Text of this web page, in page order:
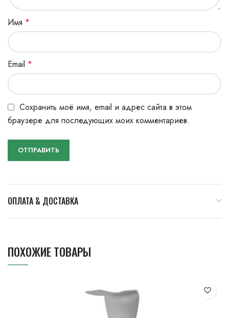
Имя *
Email *
Сохранить моё имя, email и адрес сайта в этом
браузере для последующих моих комментариев.
ОПЛАТА & ДОСТАВКА
ПОХОЖИЕ ТОВАРЫ